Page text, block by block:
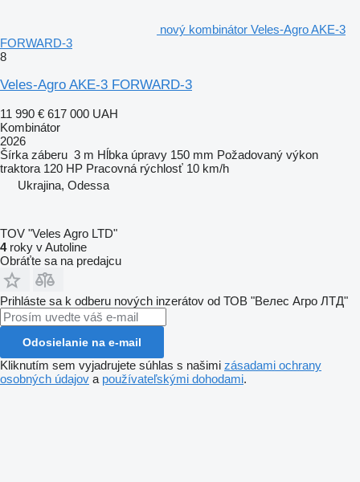
nový kombinátor Veles-Agro AKE-3
FORWARD-3
8
Veles-Agro AKE-3 FORWARD-3
11 990 € 617 000 UAH
Kombinátor
2026
Šírka záberu 3 m Hĺbka úpravy 150 mm Požadovaný výkon
traktora 120 HP Pracovná rýchlosť 10 km/h
Ukrajina, Odessa
TOV "Veles Agro LTD"
4roky v Autoline
Obráťte sa na predajcu
Prihláste sa k odberu nových inzerátov od ТОВ "Велес Агро ЛТД"
Odosielanie na e-mail
Kliknutím sem vyjadrujete súhlas s našimi zásadami ochrany
osobných údajov a používateľskými dohodami.